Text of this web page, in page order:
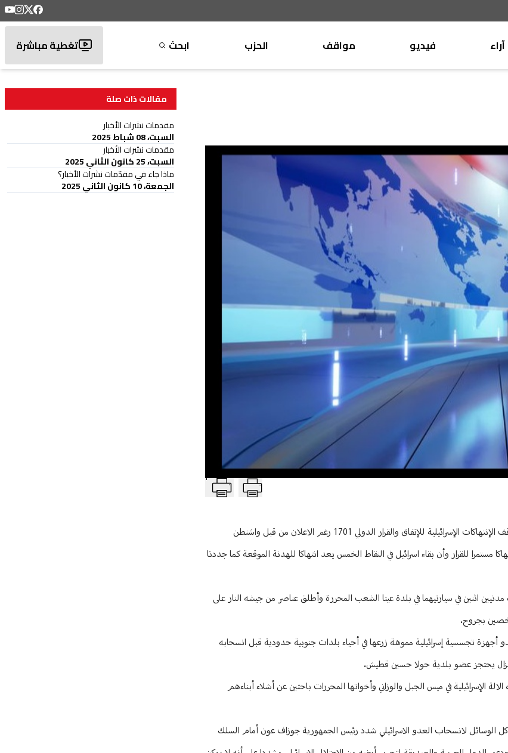
آراء
مختارات
أجنبية
بريد
القرّاء
فيديو مواقف الحزب ابحث تغطية مباشرة
T
بعد يوم على انتهاء المهلة المحددة لإنسحاب جيش العدو من الجنوب اللبناني لم تتوقف الإنتهاكات الإسرائيلية للإتفاق والقرار الدولي 1701 رغم الاعلان من قبل واشنطن
للقرار وأن بقاء اسرائيل في النقاط الخمس يعد انتهاكا للهدنة الموقعة كما جددتا
اثنين في سيارتيهما في بلدة عيتا الشعب المحررة وأطلق عناصر من جيشه النار على
بجروح.
تجسسية إسرائيلية مموهة زرعها في أحياء بلدات جنوبية حدودية قبل انسحابه
يزال يحتجز عضو بلدية حولا حسين قطيش.
الإسرائيلية في ميس الجبل والوزاني وأخواتها المحررات باحثين عن أشلاء أبناءهم
كل الوسائل لانسحاب العدو الاسرائيلي شدد رئيس الجمهورية جوزاف عون أمام السلك
مقالات ذات صلة
مقدمات نشرات الأخبار
السبت، 08 شباط 2025
مقدمات نشرات الأخبار
السبت، 25 كانون الثاني 2025
ماذا جاء في مقدّمات نشرات الأخبار؟
الجمعة، 10 كانون الثاني 2025